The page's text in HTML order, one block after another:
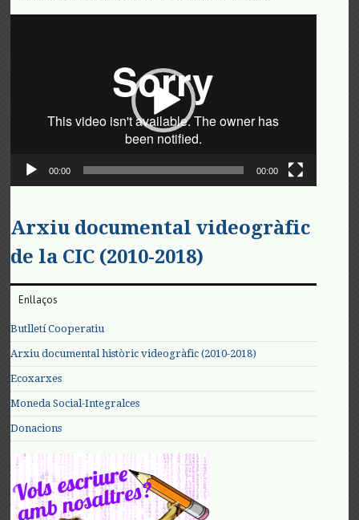
00:00 00:00
Arxiu documental videogràfic
de la CIC (2010-2018)
Enllaços
Butlletí Cooperatiu
Arxiu documental històric videogràfic (2010-2018)
Ecoxarxes
Moneda Social-Integralces
Donacions